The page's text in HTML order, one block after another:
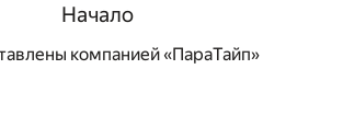
Начало
компанией «ПараТайп»